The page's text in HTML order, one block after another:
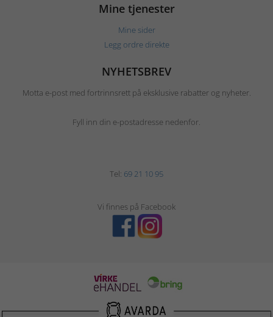
Mine tjenester
Mine sider
Legg ordre direkte
NYHETSBREV
Motta e-post med fortrinnsrett på eksklusive rabatter og nyheter.
Fyll inn din e-postadresse nedenfor.
Tel: 69 21 10 95
Vi finnes på Facebook